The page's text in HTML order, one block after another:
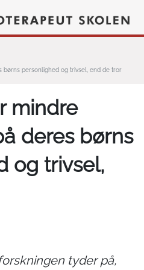
personlighed og trivsel, end de tror
mindre
deres børns
og trivsel,
tyder på,